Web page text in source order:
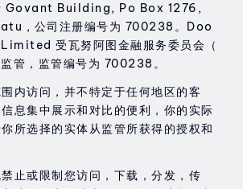
Govant Building, Po Box 1276,
, 公司注册编号为 700238。Doo
受瓦努阿图金融服务委员会（
管，监管编号为 700238。
内访问，并不特定于任何地区的客
息集中展示和对比的便利，你的实际
所选择的实体从监管所获得的授权和
止或限制您访问，下载，分发，传